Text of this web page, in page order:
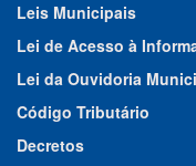
Leis Municipais
Lei de Acesso à
Lei da Ouvidoria
Código Tributário
Decretos